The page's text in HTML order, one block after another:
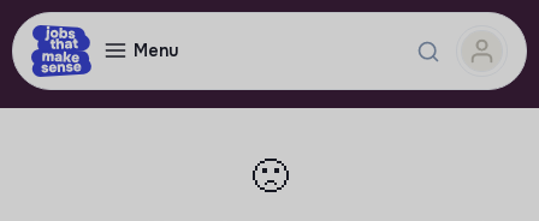
Menu
🙁